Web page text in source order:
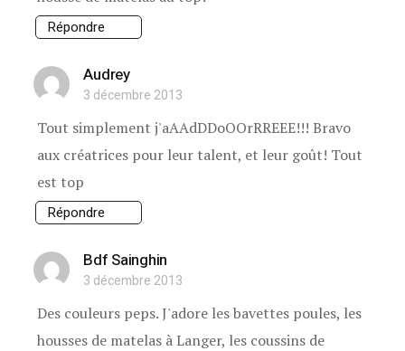
Répondre
Audrey
3 décembre 2013
Tout simplement j'aAAdDDoOOrRREEE!!! Bravo
aux créatrices pour leur talent, et leur goût! Tout
est top
Répondre
Bdf Sainghin
3 décembre 2013
Des couleurs peps. J'adore les bavettes poules, les
housses de matelas à Langer, les coussins de